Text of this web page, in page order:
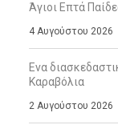
Άγιοι Επτά
4 Αυγούστου 2026
Ενα
Καραβόλια
2 Αυγούστου 2026